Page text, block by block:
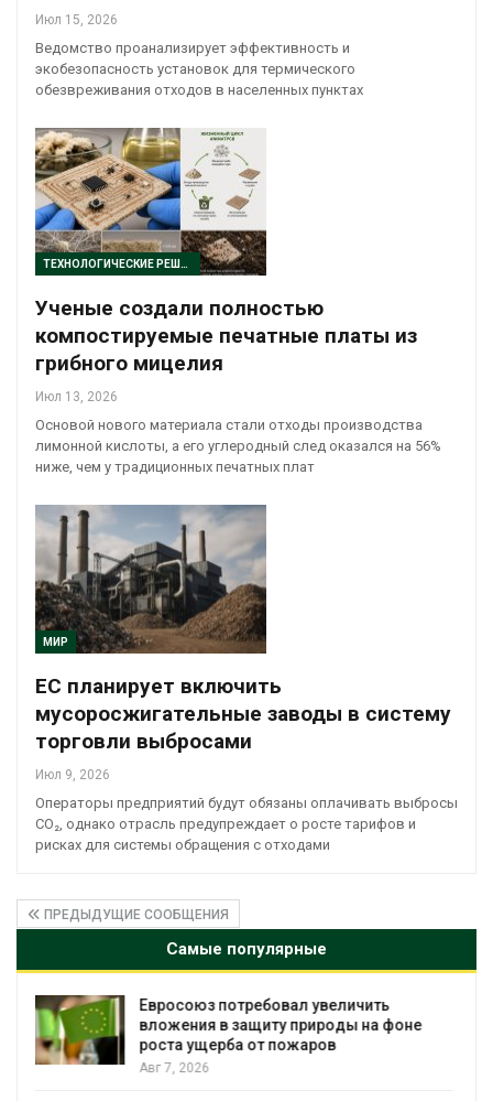
Июл 15, 2026
Ведомство проанализирует эффективность и
экобезопасность установок для термического
обезвреживания отходов в населенных пунктах
ТЕХНОЛОГИЧЕСКИЕ РЕШЕНИЯ
Ученые создали полностью
компостируемые печатные платы из
грибного мицелия
Июл 13, 2026
Основой нового материала стали отходы производства
лимонной кислоты, а его углеродный след оказался на 56%
ниже, чем у традиционных печатных плат
МИР
ЕС планирует включить
мусоросжигательные заводы в систему
торговли выбросами
Июл 9, 2026
Операторы предприятий будут обязаны оплачивать выбросы
CO₂, однако отрасль предупреждает о росте тарифов и
рисках для системы обращения с отходами
ПРЕДЫДУЩИЕ СООБЩЕНИЯ
Самые популярные
Американские экологи предупредили о
масштабном загрязнении из-за
противопожарной пены
Авг 7, 2026